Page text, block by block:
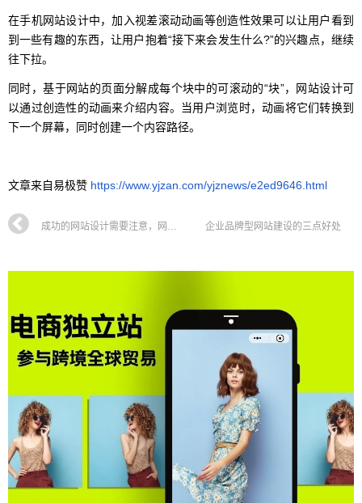
在手机网站设计中，加入视差滚动动画等创造性效果可以让用户看到
到一些有趣的东西，让用户抱着“接下来会发生什么?”的兴趣点，继续
往下拉。
同时，基于网站的页面分解成每个块中的可滚动的“块”，网站设计可
以通过创造性的动画来介绍内容。当用户浏览时，动画将它们转换到
下一个屏幕，同时创建一个内容路径。
文章来自易极赞 https://www.yjzan.com/yjznews/e2ed9646.html
企业品牌型网站建设的三点好处